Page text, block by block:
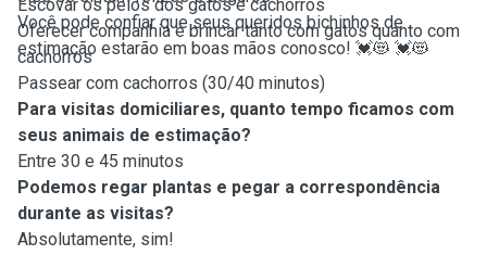
Você pode confiar que seus queridos bichinhos de
estimação estarão em boas mãos conosco! 💓😻 💓😻
Escovar os pelos dos gatos e cachorros
Oferecer companhia e brincar tanto com gatos quanto com
cachorros
Passear com cachorros (30/40 minutos)
Para visitas domiciliares, quanto tempo ficamos com
seus animais de estimação?
Entre 30 e 45 minutos
Podemos regar plantas e pegar a correspondência
durante as visitas?
Absolutamente, sim!